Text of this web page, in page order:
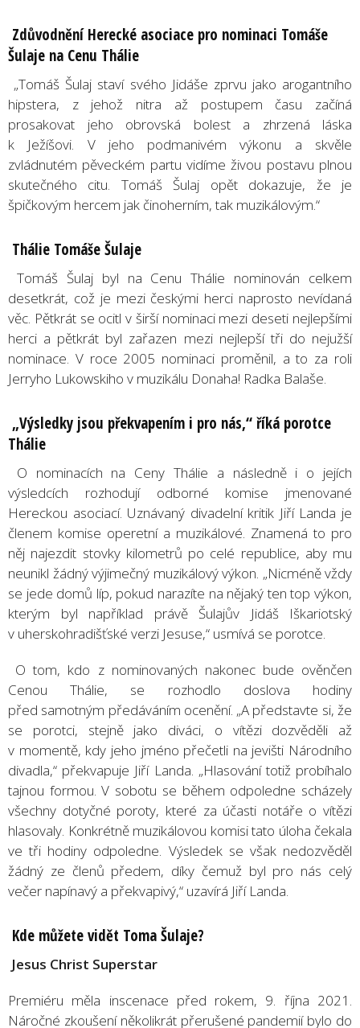
Zdůvodnění Herecké asociace pro nominaci Tomáše
Šulaje na Cenu Thálie
„Tomáš Šulaj staví svého Jidáše zprvu jako arogantního
hipstera, z jehož nitra až postupem času začíná
prosakovat jeho obrovská bolest a zhrzená láska
k Ježíšovi. V jeho podmanivém výkonu a skvěle
zvládnutém pěveckém partu vidíme živou postavu plnou
skutečného citu. Tomáš Šulaj opět dokazuje, že je
špičkovým hercem jak činoherním, tak muzikálovým.“
Thálie Tomáše Šulaje
Tomáš Šulaj byl na Cenu Thálie nominován celkem
desetkrát, což je mezi českými herci naprosto nevídaná
věc. Pětkrát se ocitl v širší nominaci mezi deseti nejlepšími
herci a pětkrát byl zařazen mezi nejlepší tři do nejužší
nominace. V roce 2005 nominaci proměnil, a to za roli
Jerryho Lukowskiho v muzikálu Donaha! Radka Balaše.
„Výsledky jsou překvapením i pro nás,“ říká porotce
Thálie
O nominacích na Ceny Thálie a následně i o jejích
výsledcích rozhodují odborné komise jmenované
Hereckou asociací. Uznávaný divadelní kritik Jiří Landa je
členem komise operetní a muzikálové. Znamená to pro
něj najezdit stovky kilometrů po celé republice, aby mu
neunikl žádný výjimečný muzikálový výkon. „Nicméně vždy
se jede domů líp, pokud narazíte na nějaký ten top výkon,
kterým byl například právě Šulajův Jidáš Iškariotský
v uherskohradišťské verzi Jesuse,“ usmívá se porotce.
O tom, kdo z nominovaných nakonec bude ověnčen
Cenou Thálie, se rozhodlo doslova hodiny
před samotným předáváním ocenění. „A představte si, že
se porotci, stejně jako diváci, o vítězi dozvěděli až
v momentě, kdy jeho jméno přečetli na jevišti Národního
divadla,“ překvapuje Jiří Landa. „Hlasování totiž probíhalo
tajnou formou. V sobotu se během odpoledne scházely
všechny dotyčné poroty, které za účasti notáře o vítězi
hlasovaly. Konkrétně muzikálovou komisi tato úloha čekala
ve tři hodiny odpoledne. Výsledek se však nedozvěděl
žádný ze členů předem, díky čemuž byl pro nás celý
večer napínavý a překvapivý,“ uzavírá Jiří Landa.
Kde můžete vidět TomaŠulaje?
Jesus Christ Superstar
Premiéru měla inscenace před rokem, 9. října 2021.
Náročné zkoušení několikrát přerušené pandemií bylo do